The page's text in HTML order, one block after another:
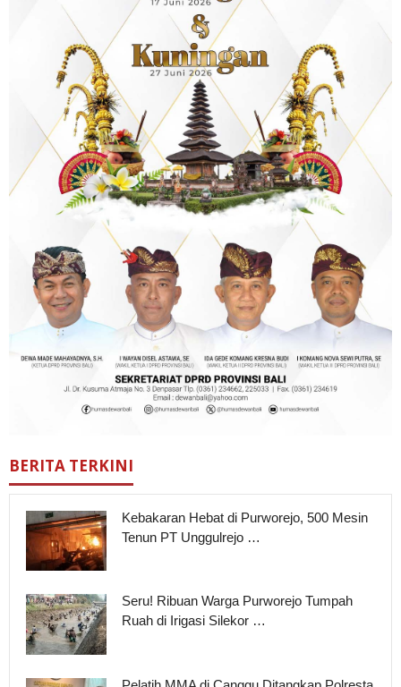
BERITA TERKINI
Kebakaran Hebat di Purworejo, 500 Mesin
Tenun PT Unggulrejo …
Seru! Ribuan Warga Purworejo Tumpah
Ruah di Irigasi Silekor …